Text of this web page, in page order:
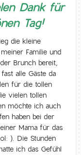
Dank für
Tag!
die kleine
Familie und
Brunch bereit,
alle Gäste da
für die tollen
vielen tollen
möchte ich auch
haben bei der
Mama für das
). Die Stunden
ich das Gefühl